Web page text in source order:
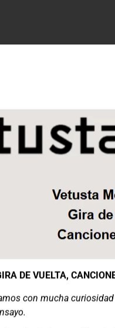
DE VUELTA,
con mucha